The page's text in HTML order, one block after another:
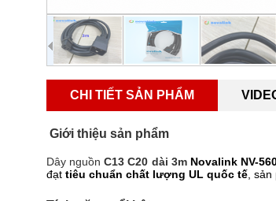
CHI TIẾT SẢN PHẨM
Giới thiệu sản phẩm
Dây nguồnC13 C20 dài 3mNovalink NV-
đạt tiêu chuẩn chất lượng UL quốc tế ,